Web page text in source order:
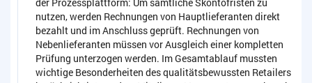
nutzen, werden Rechnungen von Hauptlieferanten direkt
bezahlt und im Anschluss geprüft. Rechnungen von
Nebenlieferanten müssen vor Ausgleich einer kompletten
Prüfung unterzogen werden. Im Gesamtablauf mussten
wichtige Besonderheiten des qualitätsbewussten Retailers